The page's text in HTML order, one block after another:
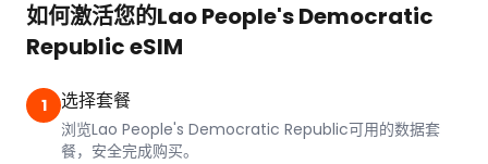
如何激活您的Lao People's Democratic
Republic eSIM
1 选择套餐
浏览Lao People's Democratic Republic可用的数据套
餐，安全完成购买。